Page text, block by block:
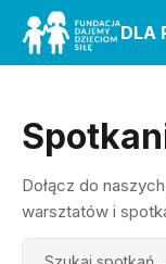
DLA
Dołącz do
warsztatów i
Search